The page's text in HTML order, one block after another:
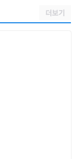
더보기